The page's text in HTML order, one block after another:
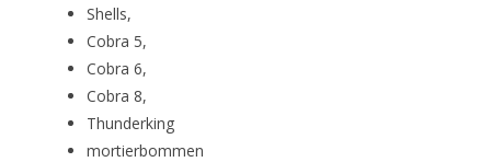
Shells,
Cobra 5,
Cobra 6,
Cobra 8,
Thunderking
mortierbommen